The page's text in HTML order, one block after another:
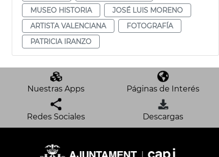
MUSEO HISTORIA
JOSÉ LUIS MORENO
ARTISTA VALENCIANA
FOTOGRAFÍA
PATRICIA IRANZO
Nuestras Apps Páginas de Interés
Redes Sociales Descargas